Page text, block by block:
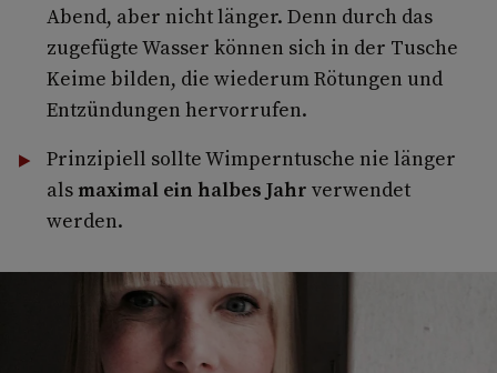
Abend, aber nicht länger. Denn durch das
zugefügte Wasser können sich in der Tusche
Keime bilden, die wiederum Rötungen und
Entzündungen hervorrufen.
Prinzipiell sollte Wimperntusche nie länger
als maximal ein halbes Jahr verwendet
werden.